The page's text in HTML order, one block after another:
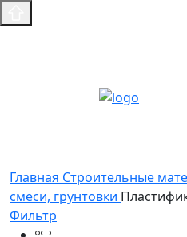
Главная Строительные
смеси, грунтовки
Фильтр